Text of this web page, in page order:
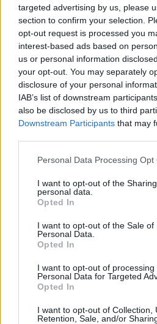
targeted advertising by us, please
section to confirm your selection.
opt-out request is processed you
interest-based ads based on
us or personal information
your opt-out. You may separately
disclosure of your personal
IAB’s list of downstream
also be disclosed by us to third
Downstream Participants that may
Please note that this website/app
not limited to your visit or usage
grant or deny consent to Google
use your data for below specified
consent section.
Personal Data Processing Opt
I want to opt-out of the
personal data.
Opted In
I want to opt-out of the Sale of
Personal Data.
Opted In
I want to opt-out of processing
Personal Data for Targeted
Opted In
I want to opt-out of Collection,
Retention, Sale, and/or
2026.08.07. Fazekas Adrián
Országos ellenőrzés indult a
üzemekben
Szigorú hatósági vizsgálat alá
teljes működési láncát
indult országos...